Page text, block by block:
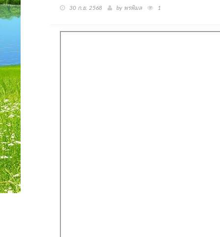
30 ก.ย. 2568 by พรพิมล 1